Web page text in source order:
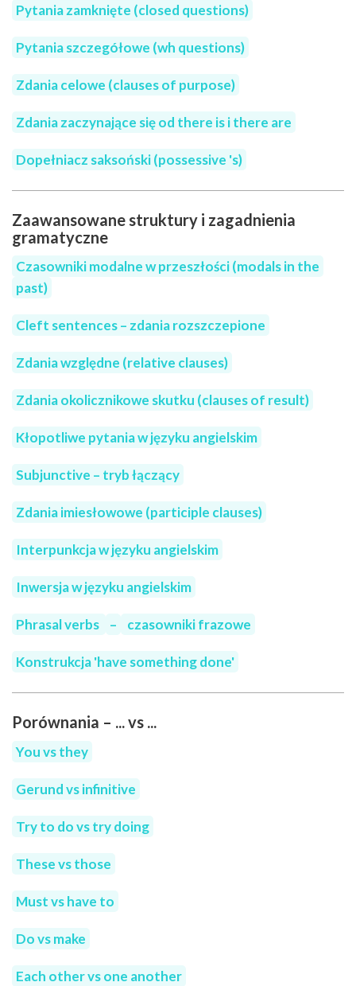
Pytania zamknięte (closed questions)
Pytania szczegółowe (wh questions)
Zdania celowe (clauses of purpose)
Zdania zaczynające się od there is i there are
Dopełniacz saksoński (possessive 's)
Zaawansowane struktury i zagadnienia
gramatyczne
Czasowniki modalne w przeszłości (modals in the
past)
Cleft sentences – zdania rozszczepione
Zdania względne (relative clauses)
Zdania okolicznikowe skutku (clauses of result)
Kłopotliwe pytania w języku angielskim
Subjunctive – tryb łączący
Zdania imiesłowowe (participle clauses)
Interpunkcja w języku angielskim
Inwersja w języku angielskim
Phrasal verbs – czasowniki frazowe
Konstrukcja 'have something done'
Porównania – ... vs ...
You vs they
Gerund vs infinitive
Try to do vs try doing
These vs those
Must vs have to
Do vs make
Each other vs one another